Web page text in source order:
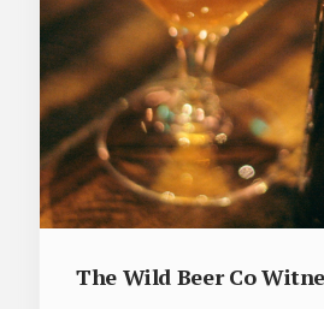
The Wild Beer Co